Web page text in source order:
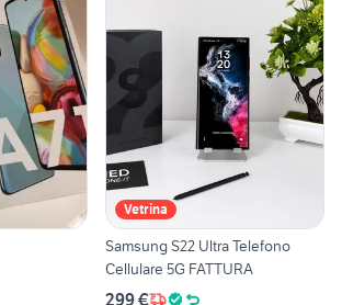
Vetrina
Samsung S22 Ultra Telefono
Cellulare 5G FATTURA
299 €